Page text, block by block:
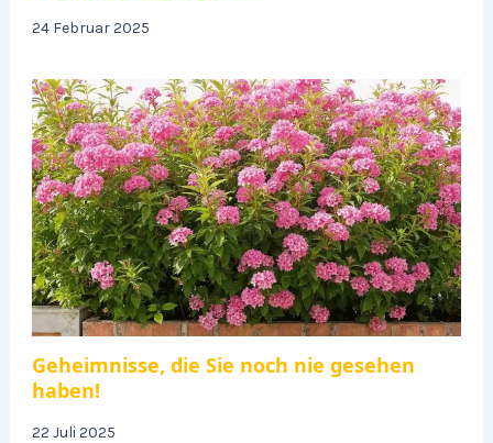
24 Februar 2025
Geheimnisse, die Sie noch nie gesehen
haben!
22 Juli 2025